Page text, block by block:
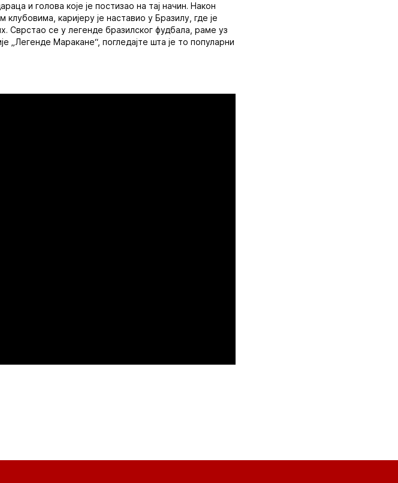
и голова које је постизао на тај начин. Након
каријеру је наставио у Бразилу, где је
Сврстао се у легенде бразилског фудбала, раме уз
Маракане“, погледајте шта је то популарни